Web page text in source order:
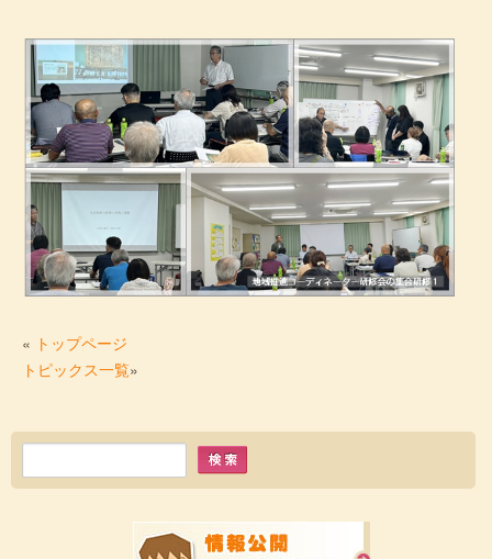
« トップページ
トピックス一覧»